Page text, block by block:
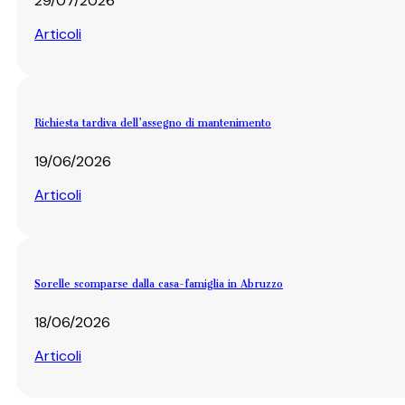
Articoli
Richiesta tardiva dell’assegno di mantenimento
19/06/2026
Articoli
Sorelle scomparse dalla casa-famiglia in Abruzzo
18/06/2026
Articoli